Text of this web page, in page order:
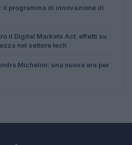
il programma di innovazione di
il Digital Markets Act: effetti su
nel settore tech
Michelini: una nuova era per